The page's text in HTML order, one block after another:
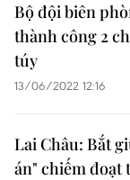
Bộ đội biên
thành công 2
túy
13/06/2022 12:16
Lai Châu: Bắt
án" chiếm đoạt